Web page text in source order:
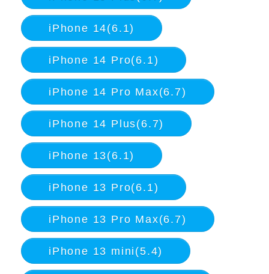
iPhone 14(6.1)
iPhone 14 Pro(6.1)
iPhone 14 Pro Max(6.7)
iPhone 14 Plus(6.7)
iPhone 13(6.1)
iPhone 13 Pro(6.1)
iPhone 13 Pro Max(6.7)
iPhone 13 mini(5.4)